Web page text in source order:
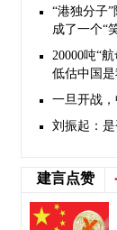
“港独分子
成了一个“
20000吨“
低估中国
一旦开战
刘振起：
建言点赞